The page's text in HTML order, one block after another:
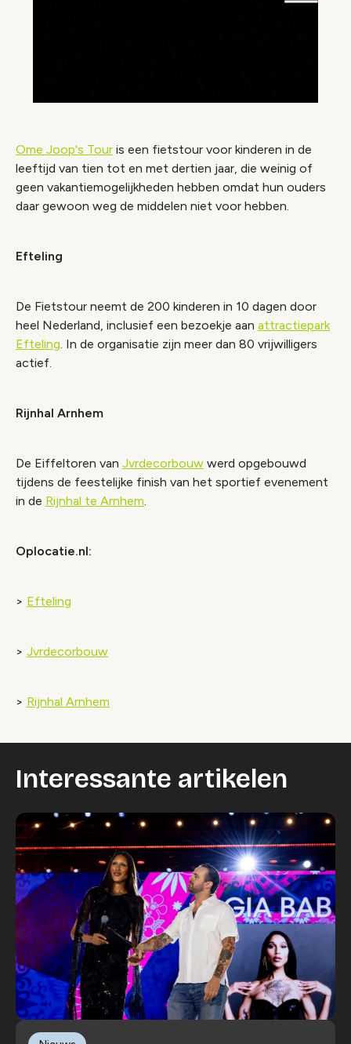
Ome Joop's Tour is een fietstour voor kinderen in de
leeftijd van tien tot en met dertien jaar, die weinig of
geen vakantiemogelijkheden hebben omdat hun ouders
daar gewoon weg de middelen niet voor hebben.
Efteling
De Fietstour neemt de 200 kinderen in 10 dagen door
heel Nederland, inclusief een bezoekje aan attractiepark
Efteling. In de organisatie zijn meer dan 80 vrijwilligers
actief.
Rijnhal Arnhem
De Eiffeltoren van Jvrdecorbouw werd opgebouwd
tijdens de feestelijke finish van het sportief evenement
in de Rijnhal te Arnhem.
Oplocatie.nl:
> Efteling
> Jvrdecorbouw
> Rijnhal Arnhem
Interessante artikelen